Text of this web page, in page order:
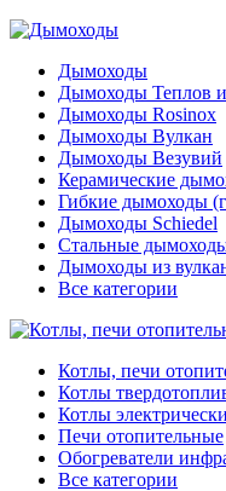
Дымоходы
Дымоходы Теплов
Дымоходы Rosinox
Дымоходы Вулкан
Дымоходы Везувий
Керамические
Гибкие дымоходы
Дымоходы Schiedel
Стальные
Дымоходы из
Все категории
Котлы, печи
Котлы
Котлы
Печи отопительные
Обогреватели
Все категории